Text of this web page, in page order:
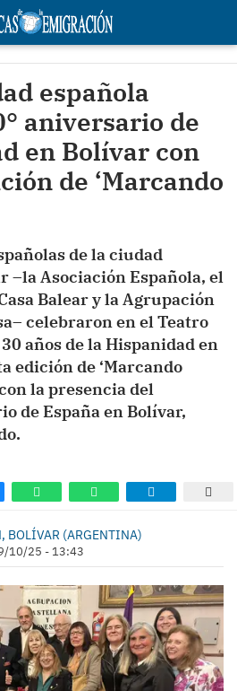
española
aniversario de
en Bolívar con
de ‘Marcando
de la ciudad
–la Asociación Española, el
Balear y la Agrupación
celebraron en el Teatro
años de la Hispanidad en
edición de ‘Marcando
la presencia del
de España en Bolívar,
BOLÍVAR (ARGENTINA)
10/25 - 13:43